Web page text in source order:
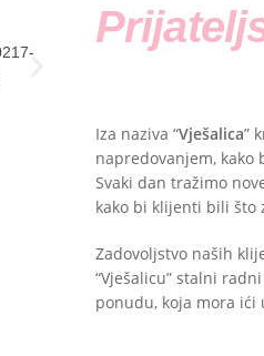
Iza naziva “Vješalica”
napredovanjem,
Svaki dan tražimo
kako bi klijenti bili što
Zadovoljstvo naših
“Vješalicu” stalni
ponudu, koja mora ići